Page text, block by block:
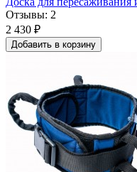
Отзывы: 2
2 430 ₽
Добавить в корзину